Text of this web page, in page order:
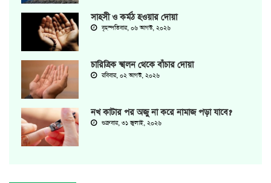
সাহসী ও কর্মঠ হওয়ার দোয়া
বৃহস্পতিবার, ০৬ আগস্ট, ২০২৬
চারিত্রিক স্খলন থেকে বাঁচার দোয়া
রবিবার, ০২ আগস্ট, ২০২৬
নখ কাটার পর অজু না করে নামাজ পড়া যাবে?
শুক্রবার, ৩১ জুলাই, ২০২৬